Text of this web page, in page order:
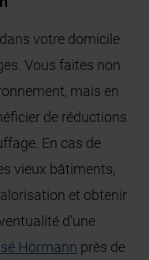
votre domicile
Vous faites non
mais en
de réductions
En cas de
vieux bâtiments,
et obtenir
d’une
Hörmann près de